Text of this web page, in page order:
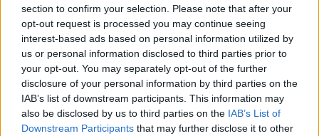
section to confirm your selection. Please note that after your
opt-out request is processed you may continue seeing
interest-based ads based on personal information utilized by
us or personal information disclosed to third parties prior to
your opt-out. You may separately opt-out of the further
disclosure of your personal information by third parties on the
IAB’s list of downstream participants. This information may
also be disclosed by us to third parties on the IAB’s List of
Downstream Participants that may further disclose it to other
— President Biden (@POTUS)April 6, 2024
«Θα κινήσουμε γη και ουρανό για να
ανακατασκευάσουμε αυτήν τη γέφυρα όσο το
δυνατόν πιο γρήγορα», τόνισε ο πρόεδρος
Μπάιντεν, καλώντας το Κογκρέσο να εγκρίνει το
σχέδιο χρηματοδότησης.